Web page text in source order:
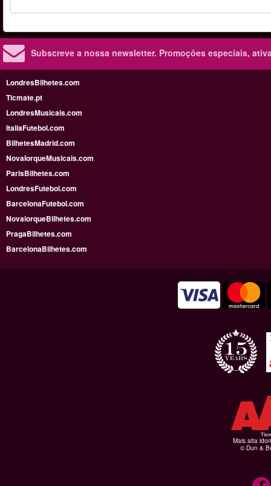
Subscreve a nossa newsletter. Promoções especiais,
LondresBilhetes.com
Ticmate.pt
LondresMusicais.com
ItaliaFutebol.com
BilhetesMadrid.com
NovaIorqueMusicais.com
ParisBilhetes.com
LondresFutebol.com
BarcelonaFutebol.com
NovaiorqueBilhetes.com
PragaBilhetes.com
BarcelonaBilhetes.com
Mais alta
© Dun &